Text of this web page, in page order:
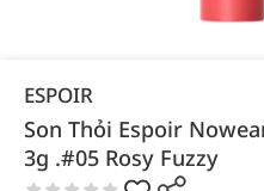
ESPOIR
Son Thỏi Espoir
3g .#05 Rosy Fuzzy